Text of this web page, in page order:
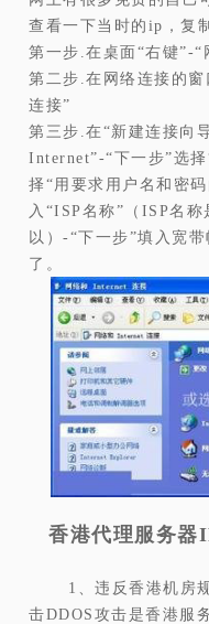
查看一下当时的ip，复
第一步.在桌面“右键”-“
第二步.在网络连接的
连接”
第三步.在“新建连接向
Internet”-“下一步”选
择“用要求用户名和密
入“ISP名称”（ISP名
以）-“下一步”填入宽
了。
香港代理服务器
1、违反香港机房
击DDOS攻击是香港服